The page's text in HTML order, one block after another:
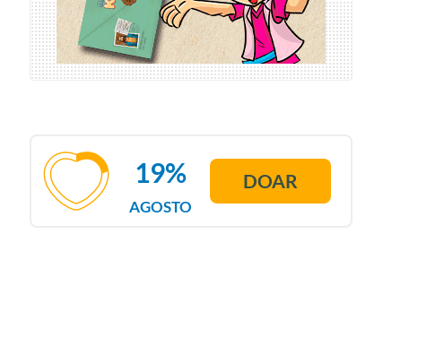
AGOSTO
19% DOAR